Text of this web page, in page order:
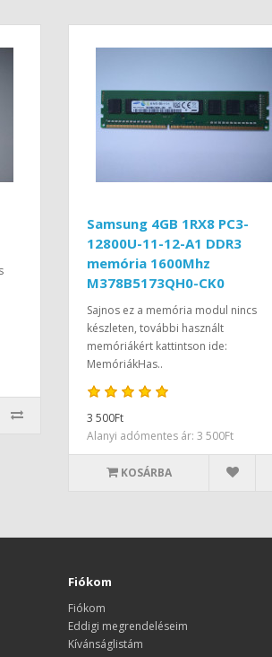
Samsung 4GB 1RX8 PC3-
12800U-11-12-A1 DDR3
memória 1600Mhz
M378B5173QH0-CK0
Sajnos ez a memória modul nincs
készleten, további használt
memóriákért kattintson ide:
MemóriákHas..
3 500Ft
Alanyi adómentes ár: 3 500Ft
KOSÁRBA
Fiókom
Fiókom
Eddigi megrendeléseim
Kívánságlistám